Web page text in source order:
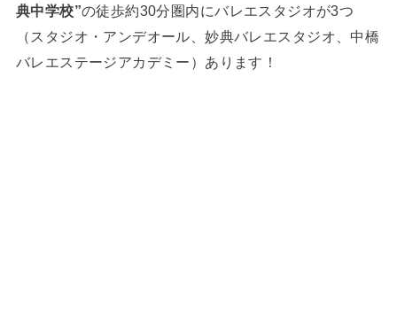
典中学校”の徒歩約30分圏内にバレエスタジオが3つ
（スタジオ・アンデオール、妙典バレエスタジオ、中橋
バレエステージアカデミー）あります！